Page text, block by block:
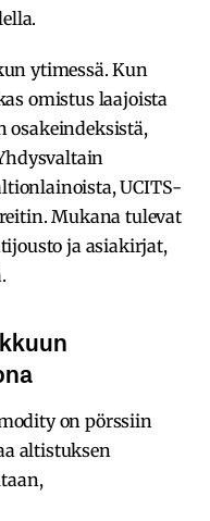
ytimessä. Kun
omistus laajoista
UCITS-
Mukana tulevat
ja asiakirjat,
on pörssiin
altistuksen